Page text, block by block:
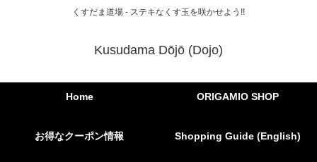
くすだま道場 - ステキなくす玉を咲かせよう!!
Kusudama Dōjō (Dojo)
Home ORIGAMIO SHOP
お得なクーポン情報 Shopping Guide (English)